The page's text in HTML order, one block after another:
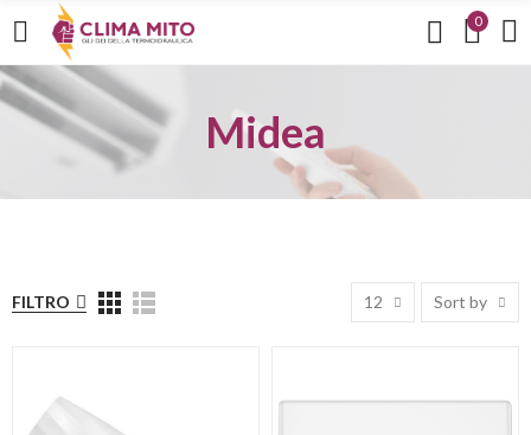
0
Midea
FILTRO 12 Sort by